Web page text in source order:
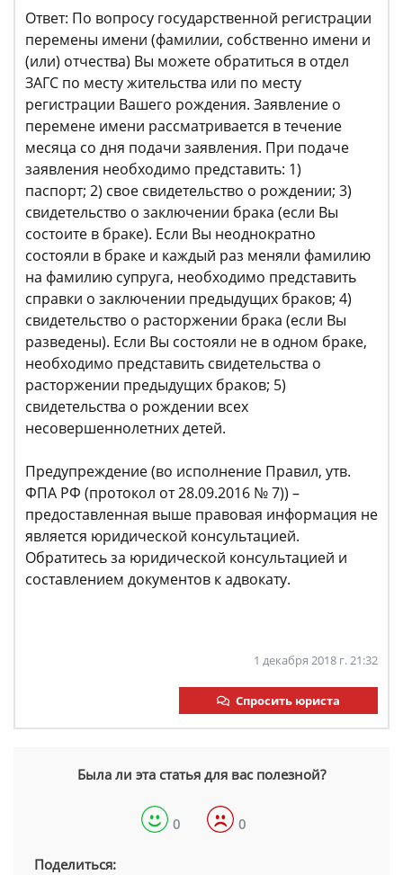
Ответ: По вопросу государственной регистрации
перемены имени (фамилии, собственно имени и
(или) отчества) Вы можете обратиться в отдел
ЗАГС по месту жительства или по месту
регистрации Вашего рождения. Заявление о
перемене имени рассматривается в течение
месяца со дня подачи заявления. При подаче
заявления необходимо представить: 1)
паспорт; 2) свое свидетельство о рождении; 3)
свидетельство о заключении брака (если Вы
состоите в браке). Если Вы неоднократно
состояли в браке и каждый раз меняли фамилию
на фамилию супруга, необходимо представить
справки о заключении предыдущих браков; 4)
свидетельство о расторжении брака (если Вы
разведены). Если Вы состояли не в одном браке,
необходимо представить свидетельства о
расторжении предыдущих браков; 5)
свидетельства о рождении всех
несовершеннолетних детей.
Предупреждение (во исполнение Правил, утв.
ФПА РФ (протокол от 28.09.2016 № 7)) –
предоставленная выше правовая информация не
является юридической консультацией.
Обратитесь за юридической консультацией и
составлением документов к адвокату.
1 декабря 2018 г. 21:32
Спросить юриста
Была ли эта статья для вас полезной?
0 0
Поделиться: